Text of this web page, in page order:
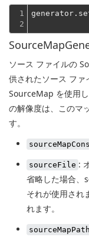
1
2
ソース ファイルの
供されたソース ファ
SourceMap を使用
の解像度は、このマ
す。
sourceFile :
省略した場合、
それが使用され
れます。
sourceMapPath